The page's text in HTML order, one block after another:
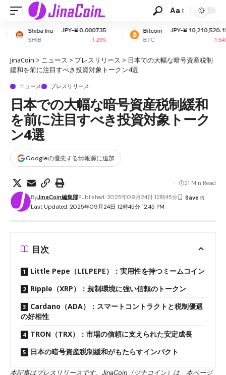
Aa
JPY-¥ 0.000735
-1.29%
Bitcoin
BTC
JPY-¥ 10,210,520.15
ETH
JinaCoin > ニュース > プレスリリース > 日本での大幅な暗号資産税制
緩和を前に注目すべき投資対象トークン4選
ニュース プレスリリース
日本での大幅な暗号資産税制緩和
を前に注目すべき投資対象トーク
ン4選
Googleの優先する情報源に追加
Last Updated: 2025年09月24日 12時45分 12:45 PM
ByJinaCoin編集部Published: 2025年09月24日 12時45分
21 Min Read
目次
Little Pepe（LILPEPE）：実用性を持つミームコイン
Ripple（XRP）：規制環境に強い信頼のトークン
Cardano（ADA）：スマートコントラクトと税制優遇
の好相性
TRON（TRX）：市場の信頼に支えられた安定成長
日本の暗号資産税制緩和がもたらすインパクト
本記事はプレスリリースです。JinaCoin（ジナコイン）は、本ページ